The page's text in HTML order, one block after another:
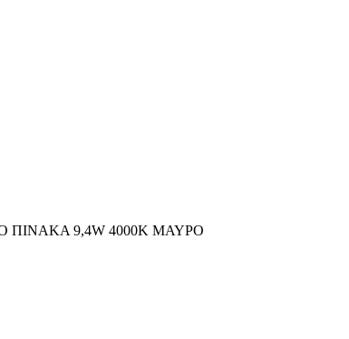
ΠΙΝΑΚΑ 9,4W 4000K ΜΑΥΡΟ